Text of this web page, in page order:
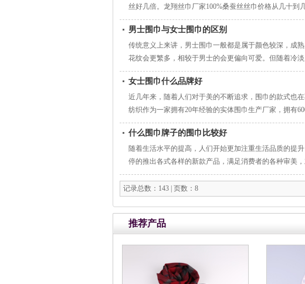
丝好几倍。龙翔丝巾厂家100%桑蚕丝丝巾价格从几十到
男士围巾与女士围巾的区别
传统意义上来讲，男士围巾一般都是属于颜色较深，成
花纹会更繁多，相较于男士的会更偏向可爱。但随着冷
巾更偏向于中性风格，男女都可佩戴。
女士围巾什么品牌好
近几年来，随着人们对于美的不断追求，围巾的款式也
纺织作为一家拥有20年经验的实体围巾生产厂家，拥有
什么围巾牌子的围巾比较好
随着生活水平的提高，人们开始更加注重生活品质的提
停的推出各式各样的新款产品，满足消费者的各种审美
记录总数：143 | 页数：8
推荐产品